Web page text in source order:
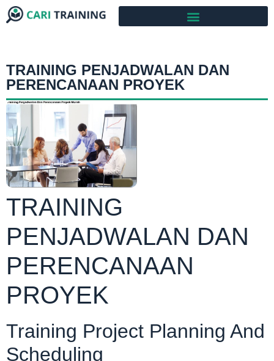
TRAINING PENJADWALAN DAN
PERENCANAAN PROYEK
TRAINING
PENJADWALAN DAN
PERENCANAAN
PROYEK
Training Project Planning And
Scheduling